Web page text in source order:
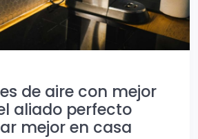
de aire con mejor
aliado perfecto
mejor en casa